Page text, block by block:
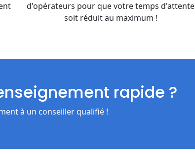
d'opérateurs pour que votre temps d'attente
soit réduit au maximum !
rapide ?
à un conseiller qualifié !